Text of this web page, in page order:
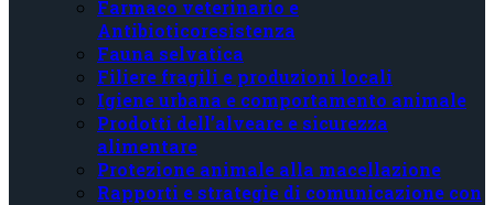
Farmaco veterinario e
Antibioticoresistenza
Fauna selvatica
Filiere fragili e produzioni locali
Igiene urbana e comportamento animale
Prodotti dell’alveare e sicurezza
alimentare
Protezione animale alla macellazione
Rapporti e strategie di comunicazione con